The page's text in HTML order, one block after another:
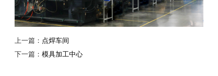
上一篇： 点焊车间
下一篇： 模具加工中心